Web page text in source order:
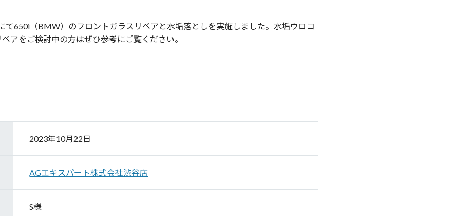
て650i（BMW）のフロントガラスリペアと水垢落としを実施しました。水垢ウロコ
アをご検討中の方はぜひ参考にご覧ください。
2023年10月22日
AGエキスパート株式会社渋谷店
S様